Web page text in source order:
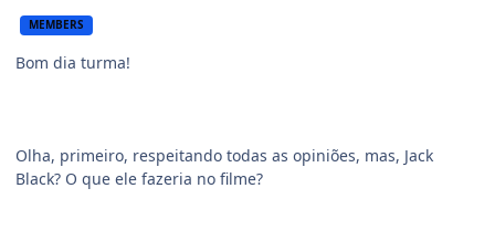
MEMBERS
Bom dia turma!
Olha, primeiro, respeitando todas as opiniões, mas, Jack
Black? O que ele fazeria no filme?